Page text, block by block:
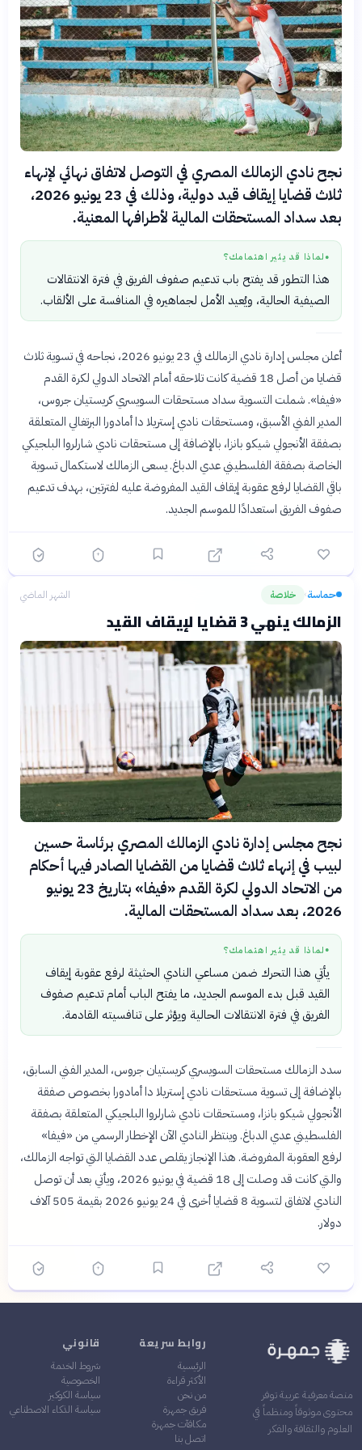
نجح نادي الزمالك المصري في التوصل لاتفاق نهائي لإنهاء
ثلاث قضايا إيقاف قيد دولية، وذلك في 23 يونيو 2026،
بعد سداد المستحقات المالية لأطرافها المعنية.
● لماذا قد يثير اهتمامك؟
هذا التطور قد يفتح باب تدعيم صفوف الفريق في فترة الانتقالات
الصيفية الحالية، ويُعيد الأمل لجماهيره في المنافسة على الألقاب.
أعلن مجلس إدارة نادي الزمالك في 23 يونيو 2026، نجاحه في تسوية ثلاث
قضايا من أصل 18 قضية كانت تلاحقه أمام الاتحاد الدولي لكرة القدم
«فيفا». شملت التسوية سداد مستحقات السويسري كريستيان جروس،
المدير الفني الأسبق، ومستحقات نادي إستريلا دا أمادورا البرتغالي المتعلقة
بصفقة الأنجولي شيكو بانزا، بالإضافة إلى مستحقات نادي شارلروا البلجيكي
الخاصة بصفقة الفلسطيني عدي الدباغ. يسعى الزمالك لاستكمال تسوية
باقي القضايا لرفع عقوبة إيقاف القيد المفروضة عليه لفترتين، بهدف تدعيم
صفوف الفريق استعدادًا للموسم الجديد.
حماسة› خلاصة الشهر الماضي
الزمالك ينهي 3 قضايا لإيقاف القيد
نجح مجلس إدارة نادي الزمالك المصري برئاسة حسين
لبيب في إنهاء ثلاث قضايا من القضايا الصادر فيها أحكام
من الاتحاد الدولي لكرة القدم «فيفا» بتاريخ 23 يونيو
2026، بعد سداد المستحقات المالية.
● لماذا قد يثير اهتمامك؟
يأتي هذا التحرك ضمن مساعي النادي الحثيثة لرفع عقوبة إيقاف
القيد قبل بدء الموسم الجديد، ما يفتح الباب أمام تدعيم صفوف
الفريق في فترة الانتقالات الحالية ويؤثر على تنافسيته القادمة.
سدد الزمالك مستحقات السويسري كريستيان جروس، المدير الفني السابق،
بالإضافة إلى تسوية مستحقات نادي إستريلا دا أمادورا بخصوص صفقة
الأنجولي شيكو بانزا، ومستحقات نادي شارلروا البلجيكي المتعلقة بصفقة
الفلسطيني عدي الدباغ. وينتظر النادي الآن الإخطار الرسمي من «فيفا»
لرفع العقوبة المفروضة. هذا الإنجاز يقلص عدد القضايا التي تواجه الزمالك،
والتي كانت قد وصلت إلى 18 قضية في يونيو 2026، ويأتي بعد أن توصل
النادي لاتفاق لتسوية 8 قضايا أخرى في 24 يونيو 2026 بقيمة 505 آلاف
دولار.
منصة معرفية عربية توفر
محتوى موثوقاً ومنظماً في
العلوم والثقافة والفكر
روابط سريعة
الرئيسية
الأكثر قراءة
من نحن
فريق جمهرة
مكافآت جمهرة
اتصل بنا
قانوني
شروط الخدمة
الخصوصية
سياسة الكوكيز
سياسة الذكاء الاصطناعي